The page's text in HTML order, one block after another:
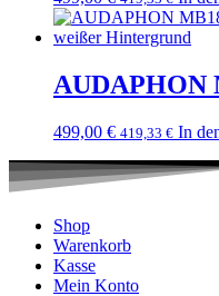
AUDAPHON
499,00 € 419,33 € In
Shop
Warenkorb
Kasse
Mein Konto